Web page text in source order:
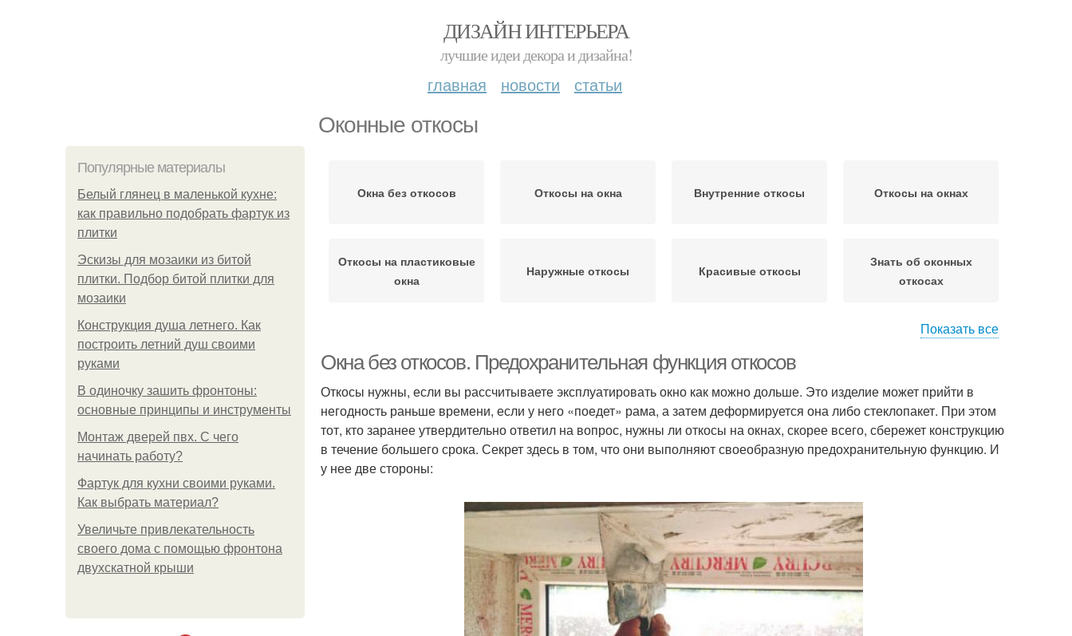
ДИЗАЙН ИНТЕРЬЕРА
лучшие идеи декора и дизайна!
главная новости статьи
Оконные откосы
Популярные материалы
Белый глянец в маленькой кухне:
как правильно подобрать фартук из
плитки
Эскизы для мозаики из битой
плитки. Подбор битой плитки для
мозаики
Конструкция душа летнего. Как
построить летний душ своими
руками
В одиночку зашить фронтоны:
основные принципы и инструменты
Монтаж дверей пвх. С чего
начинать работу?
Фартук для кухни своими руками.
Как выбрать материал?
Увеличьте привлекательность
своего дома с помощью фронтона
двухскатной крыши
Окна без откосов Откосы на окна Внутренние откосы Откосы на окнах
Откосы на пластиковые
окна
Наружные откосы Красивые откосы
Знать об оконных
откосах
Показать все
Окна без откосов. Предохранительная функция откосов
Откосы нужны, если вы рассчитываете эксплуатировать окно как можно дольше. Это изделие может прийти в
негодность раньше времени, если у него «поедет» рама, а затем деформируется она либо стеклопакет. При этом
тот, кто заранее утвердительно ответил на вопрос, нужны ли откосы на окнах, скорее всего, сбережет конструкцию
в течение большего срока. Секрет здесь в том, что они выполняют своеобразную предохранительную функцию. И
у нее две стороны: